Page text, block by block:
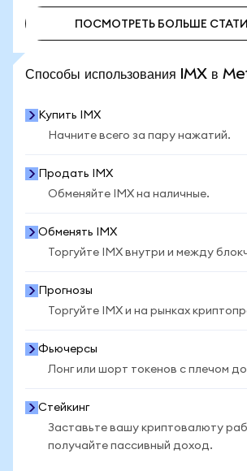
ПОСМОТРЕТЬ БОЛЬШЕ
Способы использования IMX в
Купить IMX
Начните всего за пару нажатий.
Продать IMX
Обменяйте IMX на наличные.
Обменять IMX
Торгуйте IMX внутри и между
Прогнозы
Торгуйте IMX и на рынках
Фьючерсы
Лонг или шорт токенов с плечом
Стейкинг
Заставьте вашу криптовалюту
получайте пассивный доход.